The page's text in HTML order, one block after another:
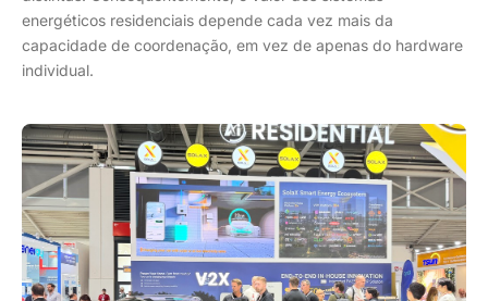
energéticos residenciais depende cada vez mais da
capacidade de coordenação, em vez de apenas do hardware
individual.